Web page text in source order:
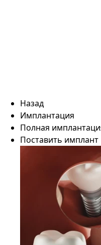
Назад
Имплантация
Полная
Поставить имплант